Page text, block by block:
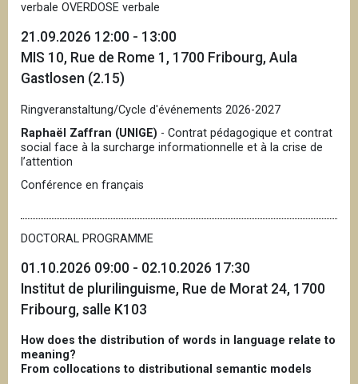
verbale OVERDOSE verbale
21.09.2026 12:00 - 13:00
MIS 10, Rue de Rome 1, 1700 Fribourg, Aula
Gastlosen (2.15)
Ringveranstaltung/Cycle d'événements 2026-2027
Raphaël Zaffran (UNIGE) - Contrat pédagogique et contrat
social face à la surcharge informationnelle et à la crise de
l’attention
Conférence en français
DOCTORAL PROGRAMME
01.10.2026 09:00 - 02.10.2026 17:30
Institut de plurilinguisme, Rue de Morat 24, 1700
Fribourg, salle K103
How does the distribution of words in language relate to
meaning?
From collocations to distributional semantic models